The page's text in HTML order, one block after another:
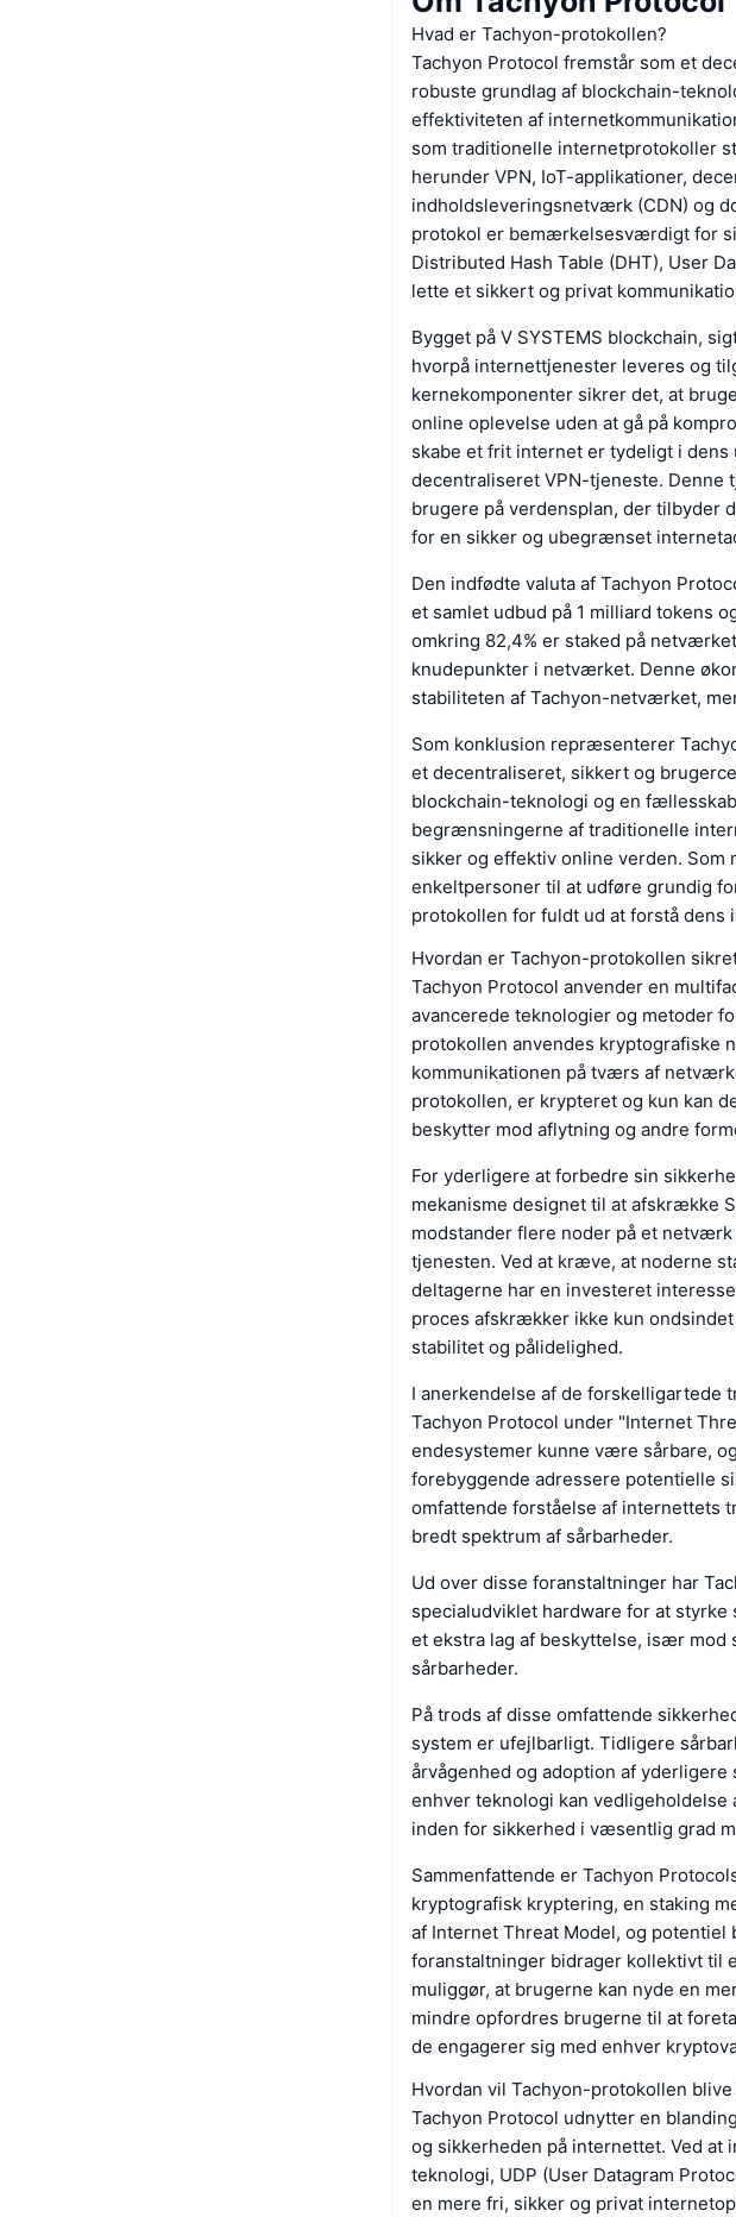
Hvad er Tachyon-protokollen?
Tachyon Protocol fremstår som et
robuste grundlag af blockchain-
effektiviteten af
som traditionelle internetprotokoller
herunder VPN, IoT-applikationer,
indholdsleveringsnetværk (CDN) og
protokol er bemærkelsesværdigt for
Distributed Hash Table (DHT), User
lette et sikkert og privat
Bygget på V SYSTEMS blockchain,
hvorpå internettjenester leveres og
kernekomponenter sikrer det, at
online oplevelse uden at gå på
skabe et frit internet er tydeligt i dens
decentraliseret VPN-tjeneste. Denne
brugere på verdensplan, der tilbyder
for en sikker og ubegrænset
Den indfødte valuta af Tachyon
et samlet udbud på 1 milliard tokens
omkring 82,4% er staked på
knudepunkter i netværket. Denne
stabiliteten af Tachyon-netværket,
Som konklusion repræsenterer
et decentraliseret, sikkert og
blockchain-teknologi og en
begrænsningerne af traditionelle
sikker og effektiv online verden.
enkeltpersoner til at udføre grundig
protokollen for fuldt ud at forstå dens
Hvordan er Tachyon-protokollen
Tachyon Protocol anvender en
avancerede teknologier og metoder
protokollen anvendes kryptografiske
kommunikationen på tværs af
protokollen, er krypteret og kun kan
beskytter mod aflytning og andre
For yderligere at forbedre sin
mekanisme designet til at afskrække
modstander flere noder på et
tjenesten. Ved at kræve, at noderne
deltagerne har en investeret
proces afskrækker ikke kun
stabilitet og pålidelighed.
I anerkendelse af de forskelligartede
Tachyon Protocol under "Internet
endesystemer kunne være sårbare,
forebyggende adressere potentielle
omfattende forståelse af internettets
bredt spektrum af sårbarheder.
Ud over disse foranstaltninger har
specialudviklet hardware for at
et ekstra lag af beskyttelse, især mod
sårbarheder.
På trods af disse omfattende
system er ufejlbarligt. Tidligere
årvågenhed og adoption af
enhver teknologi kan vedligeholdelse
inden for sikkerhed i væsentlig grad
Sammenfattende er Tachyon
kryptografisk kryptering, en staking
af Internet Threat Model, og potentiel
foranstaltninger bidrager kollektivt til
muliggør, at brugerne kan nyde en
mindre opfordres brugerne til at
de engagerer sig med enhver
Hvordan vil Tachyon-protokollen
Tachyon Protocol udnytter en
og sikkerheden på internettet. Ved at
teknologi, UDP (User Datagram
en mere fri, sikker og privat